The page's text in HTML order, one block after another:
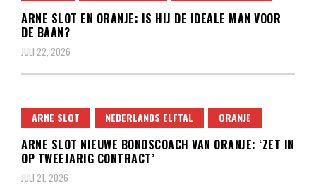
ARNE SLOT EN ORANJE: IS HIJ DE IDEALE MAN VOOR
DE BAAN?
JULI 22, 2026
ARNE SLOT NEDERLANDS ELFTAL ORANJE
ARNE SLOT NIEUWE BONDSCOACH VAN ORANJE: ‘ZET IN
OP TWEEJARIG CONTRACT’
JULI 21, 2026